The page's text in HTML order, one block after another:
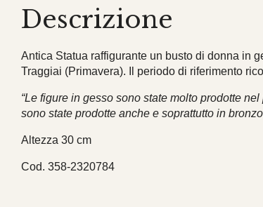
Descrizione
Antica Statua raffigurante un busto di donna in
Traggiai (Primavera). Il periodo di riferimento
“Le figure in gesso sono state molto prodotte
sono state prodotte anche e soprattutto in
Altezza 30 cm
Cod. 358-2320784